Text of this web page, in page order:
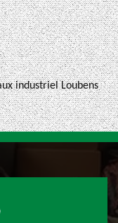
industriel Loubens